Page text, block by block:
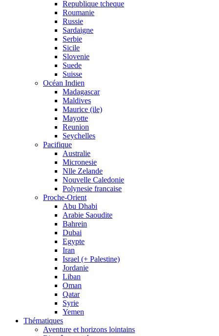
Republique tcheque
Roumanie
Russie
Sardaigne
Serbie
Sicile
Slovenie
Suede
Suisse
Océan Indien
Madagascar
Maldives
Maurice (ile)
Mayotte
Reunion
Seychelles
Pacifique
Australie
Micronesie
Nlle Zelande
Nouvelle Caledonie
Polynesie francaise
Proche-Orient
Abu Dhabi
Arabie Saoudite
Bahrein
Dubai
Egypte
Iran
Israel (+ Palestine)
Jordanie
Liban
Oman
Qatar
Syrie
Yemen
Thématiques
Aventure et horizons lointains